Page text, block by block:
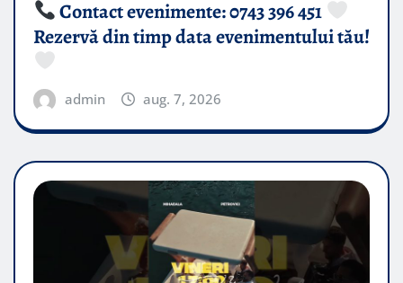
Contact evenimente: 0743 396 451
Rezervă din timp data evenimentului tău!
admin aug. 7, 2026